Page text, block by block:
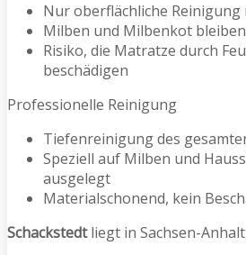
Nur oberflächliche Reinigung
Milben und Milbenkot
Risiko, die Matratze durch
beschädigen
Professionelle Reinigung
Tiefenreinigung des
Speziell auf Milben und
ausgelegt
Materialschonend, kein
Schackstedtliegt in Sachsen-